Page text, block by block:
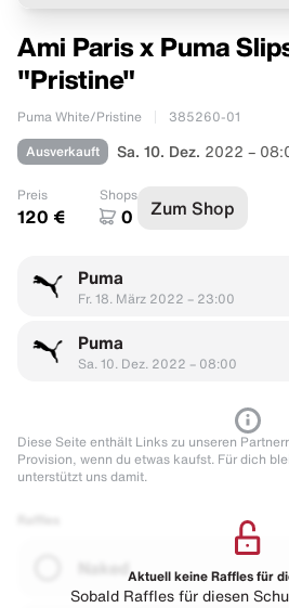
Ami Paris x Puma
"Pristine"
Puma White/Pristine 385260-01
Ausverkauft Sa. 10. Dez. 2022 –
Preis
120 €
Shops
0 Zum Shop
Puma
Fr. 18. März 2022 – 23:00
Puma
Sa. 10. Dez. 2022 – 08:00
Diese Seite enthält Links zu unseren
Provision, wenn du etwas kaufst. Für dich
unterstützt uns damit.
Naked Aktuell keine Raffles für
Sobald Raffles für diesen